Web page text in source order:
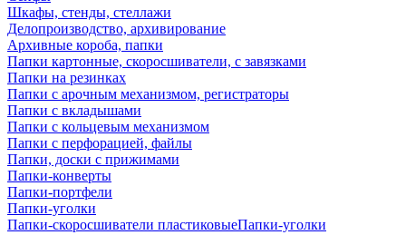
Шкафы, стенды, стеллажи
Делопроизводство, архивирование
Архивные короба, папки
Папки картонные, скоросшиватели, с завязками
Папки на резинках
Папки с арочным механизмом, регистраторы
Папки с вкладышами
Папки с кольцевым механизмом
Папки с перфорацией, файлы
Папки, доски с прижимами
Папки-конверты
Папки-портфели
Папки-уголки
Папки-скоросшиватели пластиковыеПапки-уголки